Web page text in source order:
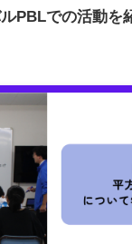
PBLでの活動を